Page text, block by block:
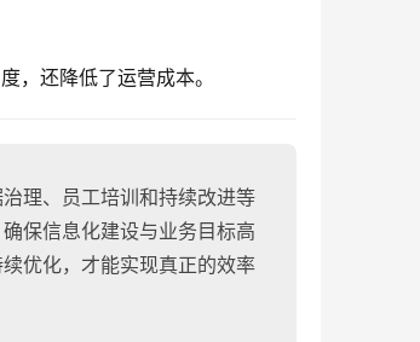
，还降低了运营成本。
理、员工培训和持续改进等
保信息化建设与业务目标高
优化，才能实现真正的效率